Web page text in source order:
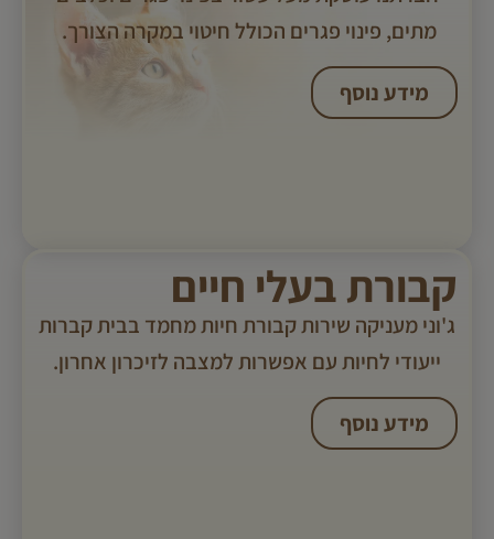
מתים, פינוי פגרים הכולל חיטוי במקרה הצורך. ​
מידע נוסף
קבורת בעלי חיים
ג'וני מעניקה שירות קבורת חיות מחמד בבית קברות
ייעודי לחיות עם אפשרות למצבה לזיכרון אחרון.
מידע נוסף